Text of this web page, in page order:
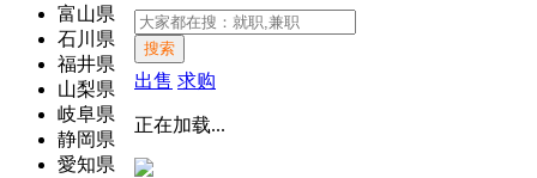
富山県
石川県
福井県
山梨県
岐阜県
静岡県
愛知県
搜索
出售 求购
正在加载...